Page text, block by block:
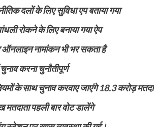
दलों के लिए सुविधा एप बताया गया
रोकने के लिए बनाया गया ऐप
ऑनलाइन नामांकन भी भर सकता है
करना चुनौतीपूर्ण
के साथ चुनाव करवाए जाएंगे 18.3 करोड़
पहली बार वोट डालेंगे